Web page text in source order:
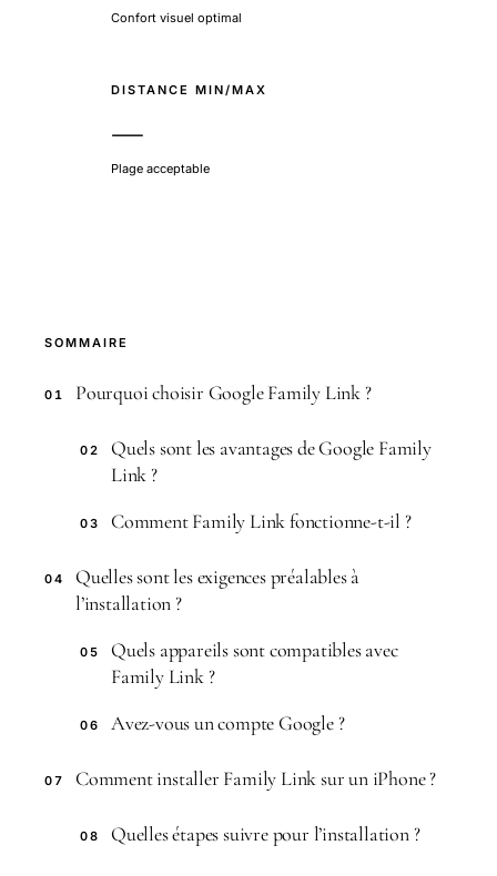
Confort visuel optimal
DISTANCE MIN/MAX
—
Plage acceptable
SOMMAIRE
01 Pourquoi choisir Google Family Link ?
02
Quels sont les avantages de Google Family
Link ?
03 Comment Family Link fonctionne-t-il ?
04
Quelles sont les exigences préalables à
l’installation ?
05
Quels appareils sont compatibles avec
Family Link ?
06 Avez-vous un compte Google ?
07 Comment installer Family Link sur un iPhone ?
08 Quelles étapes suivre pour l’installation ?